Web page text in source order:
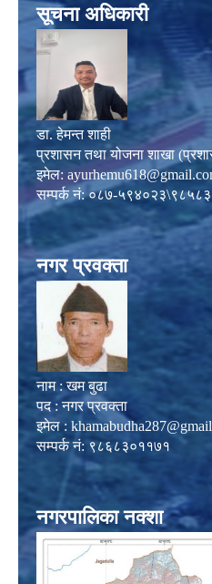
सूचना अधिकारी
डा. हेमन्त शाही
प्रशासन तथा योजना शाखा
इमेल:
सम्पर्क नं: ०८७-
नगर प्रवक्ता
नाम : खम बुढा
पद : नगर प्रवक्ता
इमेल :
सम्पर्क नं: ९८६८३०११७१
नगरपालिका नक्शा